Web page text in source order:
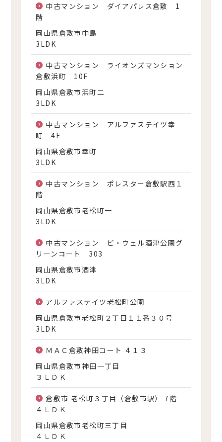
中古マンション ダイアパレス倉敷 1
階
岡山県倉敷市中島
3LDK
中古マンション ライオンズマンション
倉敷浜町 10F
岡山県倉敷市浜町二
3LDK
中古マンション アルファステイツ幸
町 4F
岡山県倉敷市幸町
3LDK
中古マンション ポレスター倉敷駅西１
階
岡山県倉敷市老松町一
3LDK
中古マンション ビ・ウェル酒津公園グ
リーンコート 303
岡山県倉敷市酒津
3LDK
アルファステイツ老松町公園
岡山県倉敷市老松町２丁目１１番３０号
3LDK
ＭＡＣ倉敷神田コート ４１３
岡山県倉敷市神田一丁目
３ＬＤＫ
倉敷市 老松町３丁目（倉敷市駅） 7階
４ＬＤＫ
岡山県倉敷市老松町三丁目
４ＬＤＫ